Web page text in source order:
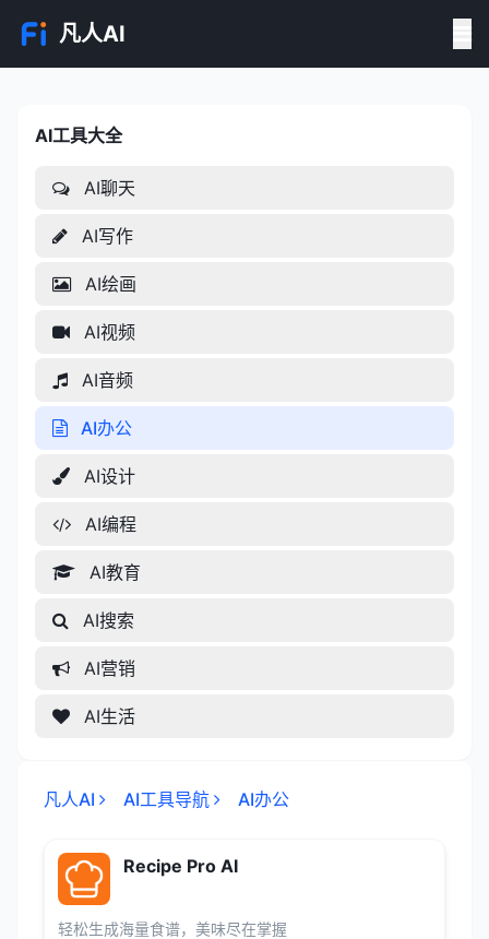
凡人AI
AI工具大全
AI工具大全
AI聊天
AI写作
AI绘画
AI视频
AI音频
AI办公
AI设计
AI编程
AI教育
AI搜索
AI营销
AI生活
凡人AI AI工具导航 AI办公
Recipe Pro AI
轻松生成海量食谱，美味尽在掌握